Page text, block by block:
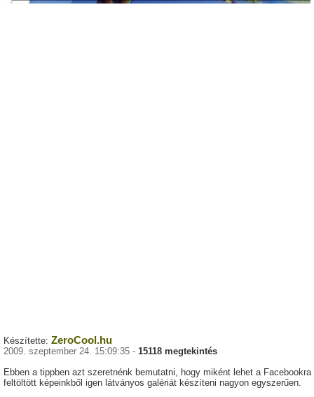
Készítette: ZeroCool.hu
2009. szeptember 24. 15:09:35 - 15118 megtekintés
Ebben a tippben azt szeretnénk bemutatni, hogy miként lehet a Facebookra
feltöltött képeinkből igen látványos galériát készíteni nagyon egyszerűen.